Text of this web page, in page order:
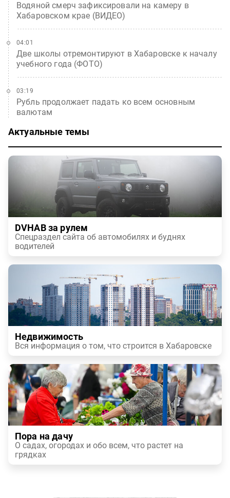
Водяной смерч зафиксировали на камеру в
Хабаровском крае (ВИДЕО)
Две школы отремонтируют в Хабаровске к началу
учебного года (ФОТО)
04:01
Рубль продолжает падать ко всем основным
валютам
03:19
Актуальные темы
DVHAB за рулем
Спецраздел сайта об автомобилях и буднях
водителей
Недвижимость
Вся информация о том, что строится в Хабаровске
Пора на дачу
О садах, огородах и обо всем, что растет на
грядках